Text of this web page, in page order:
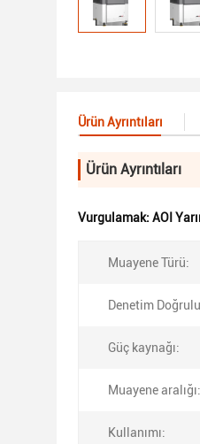
Ürün Ayrıntıları
Ürün Ayrıntıları
Vurgulamak: AOI
Muayene Türü:
Denetim
Güç kaynağı:
Muayene aralığı:
Kullanımı: